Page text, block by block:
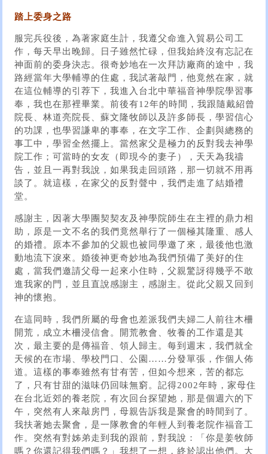
踏上委身之路
服完兵役後，為著家庭生計，我遵父命進入貿易公司工
作，每天早出晚歸。日子雖然忙碌，但我始終沒有忘記在
神面前的委身決志。很奇妙地在一次拜訪廠商的途中，我
路經當年大學輔導的住處，我試著敲門，他竟然在家，就
在這位輔導的引荐下，我進入台北中華福音神學院學習事
奉，我也在那裡畢業。前後有12年的時間，我跟隨戴紹曾
院長、林道亮院長、蘇文隆牧師以及許多師長，學習信心
的功課，也學習謙卑的事奉，在文字工作、企劃與總務的
事工中，學習全然擺上。當然家父是極力的反對我去神學
院工作；可當時的女友（即現今的妻子），天天為我禱
告，並且一再對我說，如果我走回頭路，那一切就不用再
談了。就這樣，在家父的反對聲中，我們走進了結婚禮
堂。
感謝主，因著大學團契契友及神學院師生在主裡的鼎力相
助，原是一文不名的我們竟然舉行了一個極其隆重、感人
的婚禮。原本不參加的父親也被同學邀了來，最後他也激
動地流下淚來。婚後神更奇妙地為我們預備了美好的住
處，當我們邀請父母一起來小住時，父親驚訝得幾乎不敢
進我家的門，並且直說感謝主，感謝主。從此父親又回到
神的懷抱。
在這同時，我們所屬的母會也差派我們夫婦二人前往木柵
開荒，成立木柵浸信會。開荒教會、牧養的工作還是其
次，最主要的是傳福音、領人歸主。每到週末，我們就全
天候的在市場、學校門口、公園……分發單張，作個人佈
道。這樣的事奉雖然有甘有苦，但如今想來，苦的都忘
了，只有甘甜的滋味仍回味無窮。記得2002年時，家母住
在台北近郊的養老院，有次回台探望她，那是個週六的下
午，突然有人來敲房門，母親告訴我是聚會的時間到了。
我扶著她去聚會，是一隊教會的年輕人到養老院作福音工
作。突然有對姊弟走到我的跟前，對我說：「你是姜牧師
嗎？你還記得我們嗎？」我想了一想，終於認出他們。大